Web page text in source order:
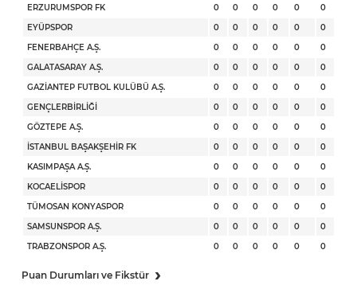
ERZURUMSPOR FK
0 0 0 0 0
0
EYÜPSPOR
0 0 0 0 0
0
FENERBAHÇE A.Ş.
0 0 0 0 0
0
GALATASARAY A.Ş.
0 0 0 0 0
0
GAZİANTEP FUTBOL KULÜBÜ A.Ş.
0 0 0 0 0
0
GENÇLERBİRLİĞİ
0 0 0 0 0
0
GÖZTEPE A.Ş.
0 0 0 0 0
0
İSTANBUL BAŞAKŞEHİR FK
0 0 0 0 0
0
KASIMPAŞA A.Ş.
0 0 0 0 0
0
KOCAELİSPOR
0 0 0 0 0
0
TÜMOSAN KONYASPOR
0 0 0 0 0
0
SAMSUNSPOR A.Ş.
0 0 0 0 0
0
TRABZONSPOR A.Ş.
0 0 0 0 0 0
Puan Durumları ve Fikstür ›